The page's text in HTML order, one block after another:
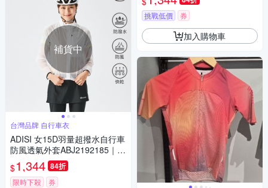
補貨中
台灣品牌 自行車衣
ADISI 女15D羽量超撥水自行車
防風透氣外套ABJ2192185｜透
明白
$1,344 84折
限時下殺 券
挑戰低價 券
加入購物車